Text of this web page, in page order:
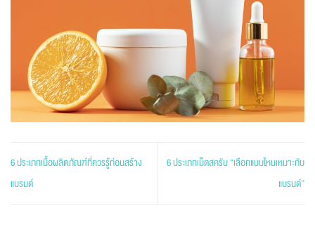
6 ประเภทเนื้อผลิตภัณฑ์ที่ควรรู้ก่อนสร้าง
แบรนด์
6 ประเภทเม็ดสครับ “เลือกแบบไหนเหมาะกับ
แบรนด์”